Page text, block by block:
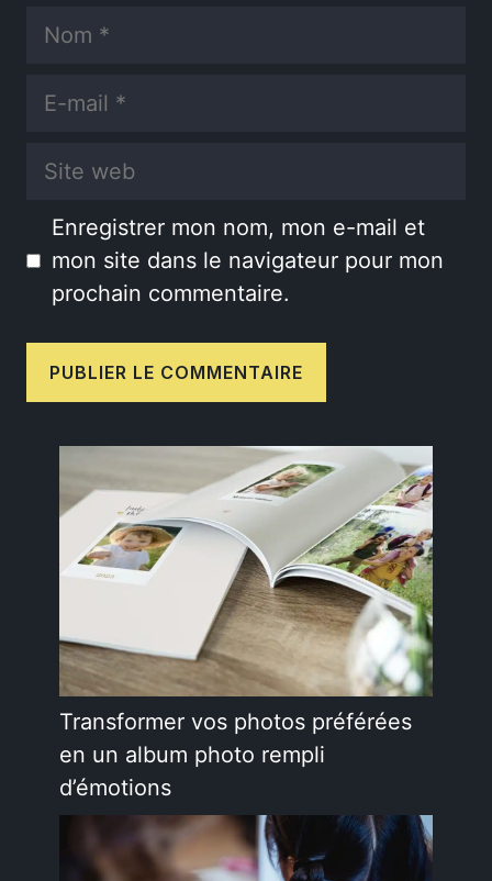
Nom
E-
Site
Enregistrer mon nom, mon e-mail et
mon site dans le navigateur pour mon
prochain commentaire.
Transformer vos photos préférées
en un album photo rempli
d’émotions